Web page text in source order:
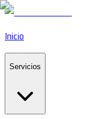
Inicio
Servicios